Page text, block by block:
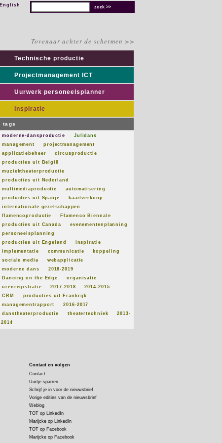
English
Tovenaar achter de schermen >>
Technische productie
Projectmanagement ICT
Uurwerk personeelsplanner
Inspiratie
tags
moderne-dansproductie
Julidans
management
projectmanagement
applicatiebeheer
circusproductie
producties uit België
muziektheaterproductie
producties uit Nederland
multimediaproductie
automatisering
producties uit Spanje
kaartverkoop
internationale gezelschappen
flamencoproductie
Flamenco Biënnale
producties uit Canada
evenementenplanning
personeelsplanning
producties uit Engeland
inspiratie
implementatie
communicatie
koppeling
sociale media
webapplicatie
moderne dans
2018-2019
Dancing on the Edge
organisatie
urenregistratie
2017-2018
2014-2015
CRM
producties uit Frankrijk
managementrapport
2016-2017
danstheaterproductie
theatertechniek
2013-
2014
Contact en volgen
Contact
Uurtje sparren
Schrijf je in voor de nieuwsbrief
Vorige edities van de nieuwsbrief
Weblog
TOT op LinkedIn
Marijcke op LinkedIn
TOT op Facebook
Marijcke op Facebook